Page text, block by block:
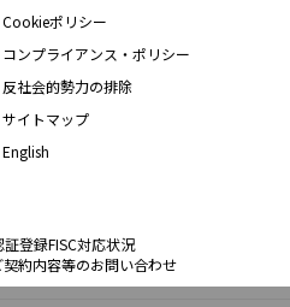
Cookieポリシー
コンプライアンス・ポリシー
反社会的勢力の排除
サイトマップ
English
証登録FISC対応状況
約内容等のお問い合わせ